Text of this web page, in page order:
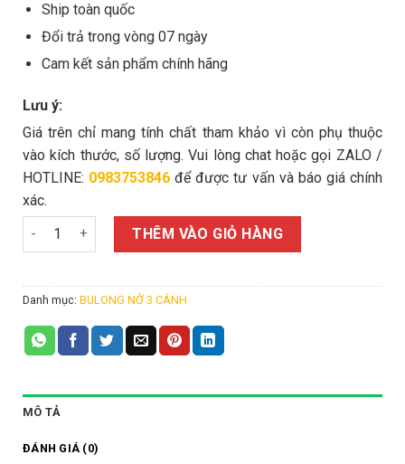
Ship toàn quốc
Đổi trả trong vòng 07 ngày
Cam kết sản phẩm chính hãng
Lưu ý:
Giá trên chỉ mang tính chất tham khảo vì còn phụ thuộc
vào kích thước, số lượng. Vui lòng chat hoặc gọi ZALO /
HOTLINE: 0983753846 để được tư vấn và báo giá chính
xác.
Bulong nở 3 cánh Fisdex M24x200/5.8 số lượng
THÊM VÀO GIỎ HÀNG
Danh mục: BULONG NỞ 3 CÁNH
MÔ TẢ
ĐÁNH GIÁ (0)